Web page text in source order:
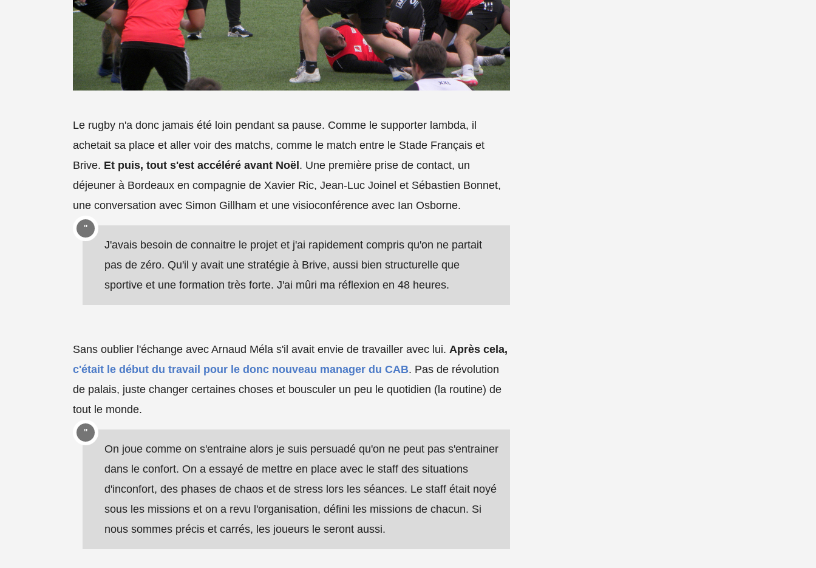
Le rugby n'a donc jamais été loin pendant sa pause. Comme le supporter lambda, il
achetait sa place et aller voir des matchs, comme le match entre le Stade Français et
Brive. Et puis, tout s'est accéléré avant Noël . Une première prise de contact, un
déjeuner à Bordeaux en compagnie de Xavier Ric, Jean-Luc Joinel et Sébastien Bonnet,
une conversation avec Simon Gillham et une visioconférence avec Ian Osborne.
J'avais besoin de connaitre le projet et j'ai rapidement compris qu'on ne partait
pas de zéro. Qu'il y avait une stratégie à Brive, aussi bien structurelle que
sportive et une formation très forte. J'ai mûri ma réflexion en 48 heures.
Sans oublier l'échange avec Arnaud Méla s'il avait envie de travailler avec lui. Après cela,
c'était le début du travail pour le donc nouveau manager du CAB. Pas de révolution
de palais, juste changer certaines choses et bousculer un peu le quotidien (la routine) de
tout le monde.
On joue comme on s'entraine alors je suis persuadé qu'on ne peut pas s'entrainer
dans le confort. On a essayé de mettre en place avec le staff des situations
d'inconfort, des phases de chaos et de stress lors les séances. Le staff était noyé
sous les missions et on a revu l'organisation, défini les missions de chacun. Si
nous sommes précis et carrés, les joueurs le seront aussi.